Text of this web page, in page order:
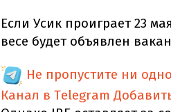
Если Усик проиграет 23
весе будет объявлен
Не пропустите ни
Канал в Telegram